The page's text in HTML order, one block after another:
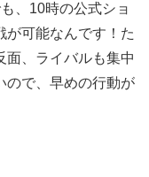
、10時の公式ショ
が可能なんです！た
面、ライバルも集中
ので、早めの行動が